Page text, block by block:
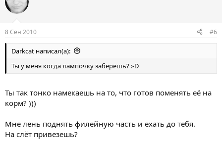
8 Сен 2010 #6
Darkcat написал(а):
Ты у меня когда лампочку заберешь? :-D
Ты так тонко намекаешь на то, что готов поменять её на
корм? )))
Мне лень поднять филейную часть и ехать до тебя.
На слёт привезешь?